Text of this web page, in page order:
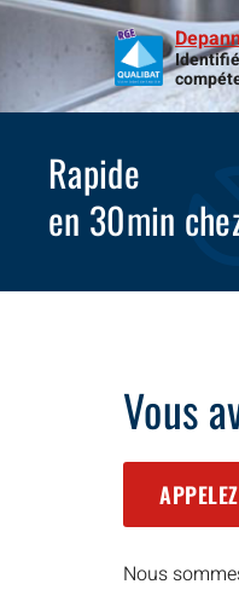
Rapide
en 30min
Vous
Nous